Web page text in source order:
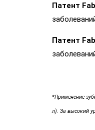
Патент
Патент
*Применение
л). За высокий